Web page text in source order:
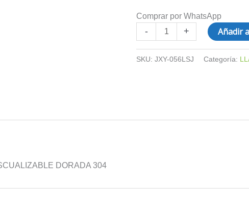
Comprar por WhatsApp
- + Añadir
SKU: JXY-056LSJ Categoría:
DORADA 304